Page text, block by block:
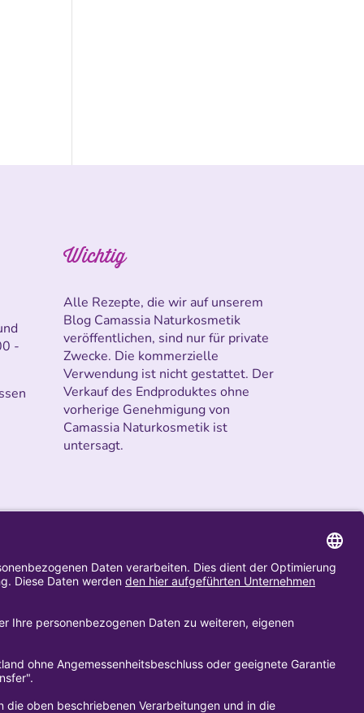
-
Wichtig
Alle Rezepte, die wir auf unserem
Blog Camassia Naturkosmetik
veröffentlichen, sind nur für private
Zwecke. Die kommerzielle
Verwendung ist nicht gestattet. Der
Verkauf des Endproduktes ohne
vorherige Genehmigung von
Camassia Naturkosmetik ist
untersagt.